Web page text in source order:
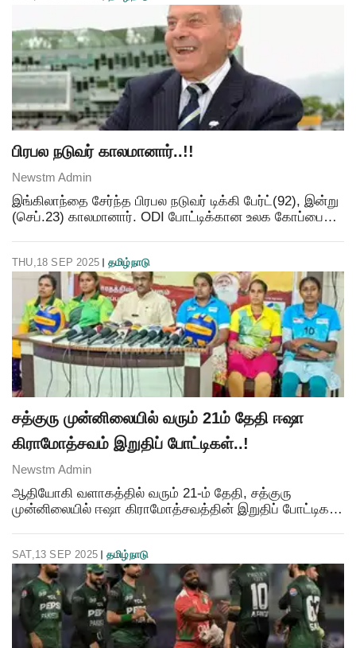
பிரபல நடுவர் காலமானார்..!!
Newstm Admin
இங்கிலாந்தை சேர்ந்த பிரபல நடுவர் டிக்கி பேர்ட்(92), இன்று
(செப்.23) காலமானார். ODI போட்டிக்கான உலக கோப்பை
THU,18 SEP 2025 தமிழ்நாடு
சத்குரு முன்னிலையில் வரும் 21ம் தேதி ஈஷா
கிராமோத்சவம் இறுதிப் போட்டிகள்..!
Newstm Admin
ஆதியோகி வளாகத்தில் வரும் 21-ம் தேதி, சத்குரு
முன்னிலையில் ஈஷா கிராமோத்சவத்தின் இறுதிப் போட்டிகள்
சாய்னா
SAT,13 SEP 2025 தமிழ்நாடு